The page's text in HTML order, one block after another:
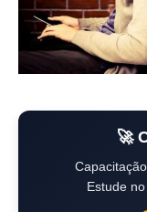
🚀
Estude